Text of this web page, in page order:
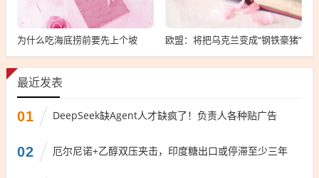
为什么吃海底捞前要先上个坡 欧盟：将把乌克兰变成“钢铁豪猪”
最近发表
01 DeepSeek缺Agent人才缺疯了！负责人各种贴广告
02 厄尔尼诺+乙醇双压夹击，印度糖出口或停滞至少三年